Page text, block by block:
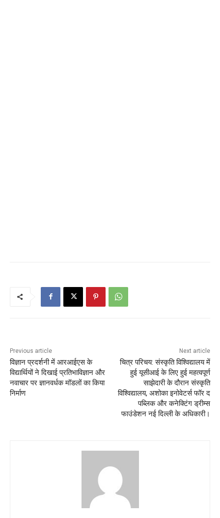
Previous article
विज्ञान प्रदर्शनी में आरआईएस के
विद्यार्थियों ने दिखाई प्रतिभाविज्ञान और
नवाचार पर ज्ञानवर्धक मॉडलों का किया
निर्माण
Next article
चित्र परिचय: संस्कृति विश्विद्यालय में
हुई यूसीआई के लिए हुई महत्वपूर्ण
साझेदारी के दौरान संस्कृति
विश्विद्यालय, अशोका इनोवेटर्स फॉर द
पब्लिक और कनेक्टिंग ड्रीम्स
फाउंडेशन नई दिल्ली के अधिकारी।